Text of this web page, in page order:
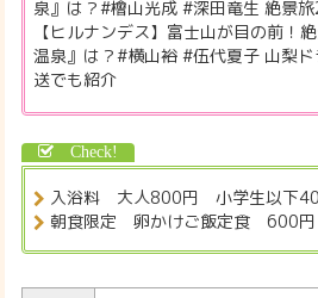
泉』は？#檜山光成 #深田竜生 絶景
【ヒルナンデス】富士山が目の前！
温泉』は？#横山裕 #伍代夏子 山梨
送でも紹介
入浴料 大人800円 小学生以下
朝食限定 卵かけご飯定食 600円